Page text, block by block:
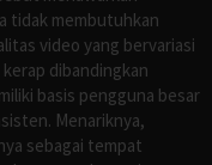
tidak membutuhkan
video yang bervariasi
dibandingkan
basis pengguna besar
Menariknya,
sebagai tempat